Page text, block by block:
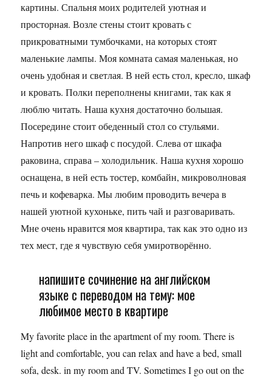
картины. Спальня моих родителей уютная и
просторная. Возле стены стоит кровать с
прикроватными тумбочками, на которых стоят
маленькие лампы. Моя комната самая маленькая, но
очень удобная и светлая. В ней есть стол, кресло, шкаф
и кровать. Полки переполнены книгами, так как я
люблю читать. Наша кухня достаточно большая.
Посередине стоит обеденный стол со стульями.
Напротив него шкаф с посудой. Слева от шкафа
раковина, справа – холодильник. Наша кухня хорошо
оснащена, в ней есть тостер, комбайн, микроволновая
печь и кофеварка. Мы любим проводить вечера в
нашей уютной кухоньке, пить чай и разговаривать.
Мне очень нравится моя квартира, так как это одно из
тех мест, где я чувствую себя умиротворённо.
напишите сочинение на английском
языке с переводом на тему: мое
любимое место в квартире
My favorite place in the apartment of my room. There is
light and comfortable, you can relax and have a bed, small
sofa, desk. in my room and TV. Sometimes I go out on the